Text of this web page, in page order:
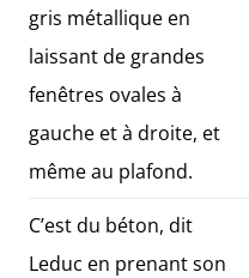
gris métallique en
laissant de grandes
fenêtres ovales à
gauche et à droite, et
même au plafond.
C’est du béton, dit
Leduc en prenant son